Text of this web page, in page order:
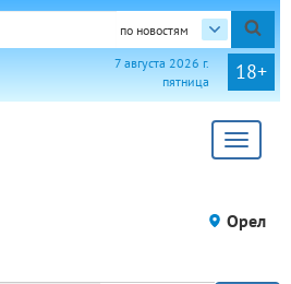
по новостям
18+
7 августа 2026 г.
пятница
Toggle
Орел